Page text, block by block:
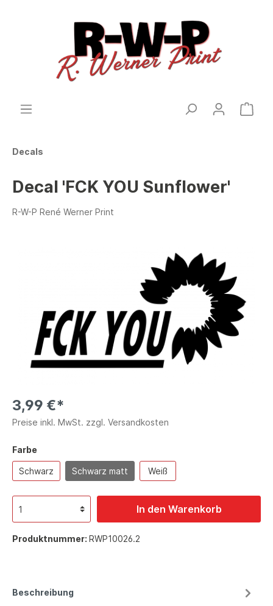
Decals
Decal 'FCK YOU Sunflower'
R-W-P René Werner Print
3,99 €*
Preise inkl. MwSt. zzgl. Versandkosten
Farbe
Schwarz Schwarz matt Weiß
In den Warenkorb
Produktnummer: RWP10026.2
Beschreibung